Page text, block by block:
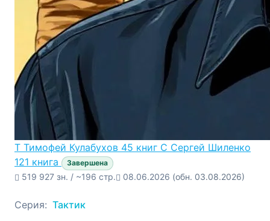
Т Тимофей Кулабухов 45 книг С Сергей Шиленко
121 книга
Завершена
519 927 зн. / ~196 стр. 08.06.2026 (обн. 03.08.2026)
Серия: Тактик